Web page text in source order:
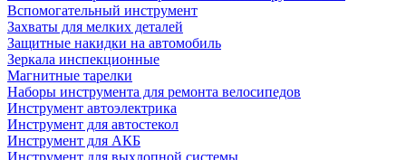
Вспомогательный инструмент
Захваты для мелких деталей
Защитные накидки на автомобиль
Зеркала инспекционные
Магнитные тарелки
Наборы инструмента для ремонта велосипедов
Инструмент автоэлектрика
Инструмент для автостекол
Инструмент для АКБ
Инструмент для выхлопной системы